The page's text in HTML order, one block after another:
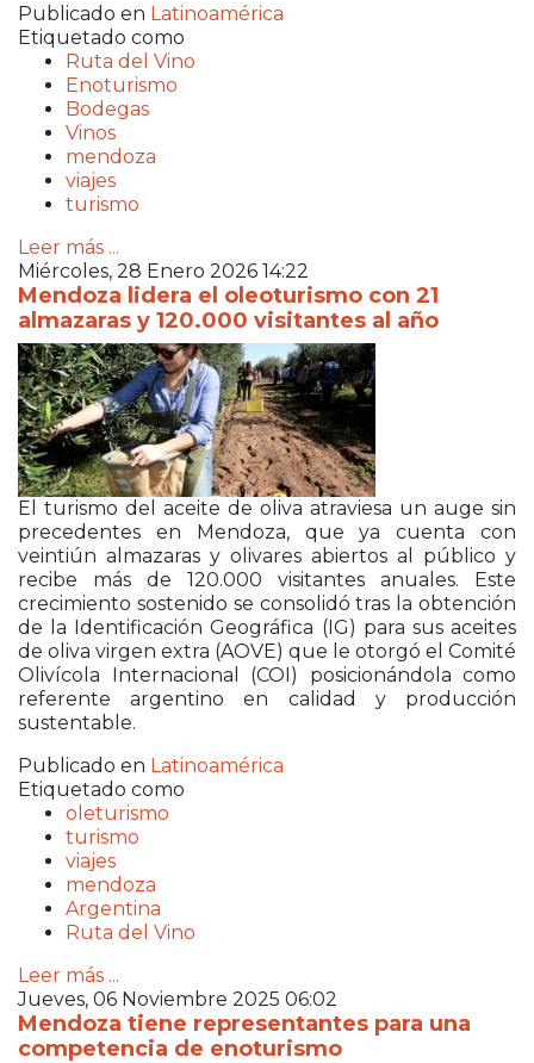
Publicado en Latinoamérica
Etiquetado como
Ruta del Vino
Enoturismo
Bodegas
Vinos
mendoza
viajes
turismo
Leer más ...
Miércoles, 28 Enero 2026 14:22
Mendoza lidera el oleoturismo con 21
almazaras y 120.000 visitantes al año
El turismo del aceite de oliva atraviesa un auge sin
precedentes en Mendoza, que ya cuenta con
veintiún almazaras y olivares abiertos al público y
recibe más de 120.000 visitantes anuales. Este
crecimiento sostenido se consolidó tras la obtención
de la Identificación Geográfica (IG) para sus aceites
de oliva virgen extra (AOVE) que le otorgó el Comité
Olivícola Internacional (COI) posicionándola como
referente argentino en calidad y producción
sustentable.
Publicado en Latinoamérica
Etiquetado como
oleturismo
turismo
viajes
mendoza
Argentina
Ruta del Vino
Leer más ...
Jueves, 06 Noviembre 2025 06:02
Mendoza tiene representantes para una
competencia de enoturismo